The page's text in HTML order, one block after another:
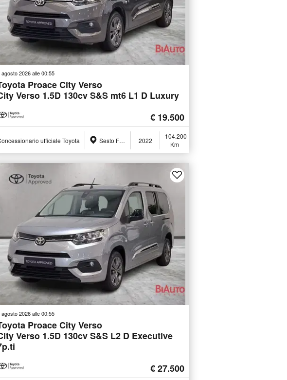
agosto 2026 alle 00:55
Proace City Verso
Verso 1.5D 130cv S&S mt6 L1 D Luxury
€ 19.500
ufficiale Toyota Sesto Fiorentino (FI) 2022
104.200
Km
agosto 2026 alle 00:55
Proace City Verso
Verso 1.5D 130cv S&S L2 D Executive
€ 27.500